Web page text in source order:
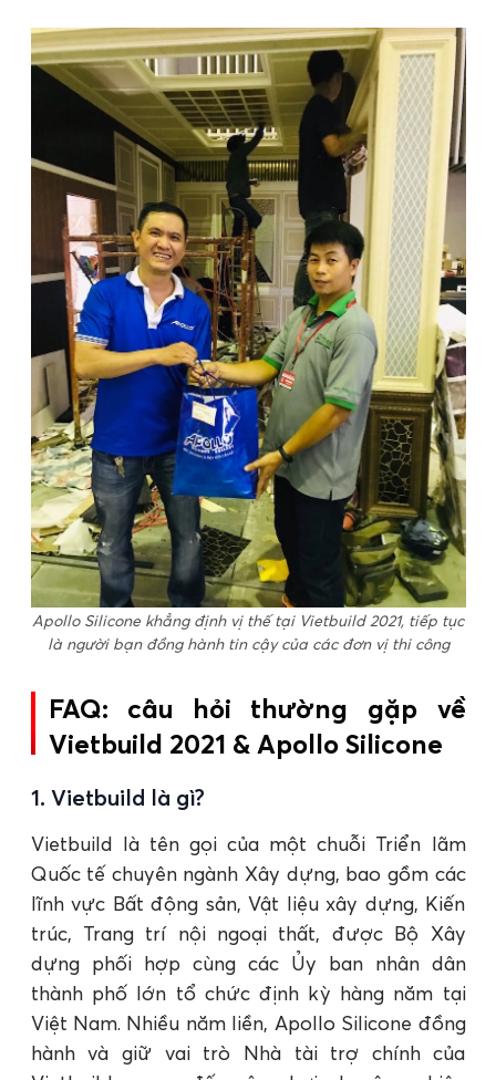
Apollo Silicone khẳng định vị thế tại Vietbuild 2021, tiếp tục
là người bạn đồng hành tin cậy của các đơn vị thi công
FAQ: câu hỏi thường gặp về
Vietbuild 2021 & Apollo Silicone
1. Vietbuild là gì?
Vietbuild là tên gọi của một chuỗi Triển lãm
Quốc tế chuyên ngành Xây dựng, bao gồm các
lĩnh vực Bất động sản, Vật liệu xây dựng, Kiến
trúc, Trang trí nội ngoại thất, được Bộ Xây
dựng phối hợp cùng các Ủy ban nhân dân
thành phố lớn tổ chức định kỳ hàng năm tại
Việt Nam. Nhiều năm liền, Apollo Silicone đồng
hành và giữ vai trò Nhà tài trợ chính của